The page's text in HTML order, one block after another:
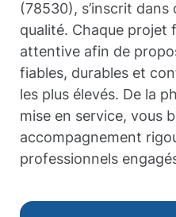
(78530), s’inscrit
qualité. Chaque projet
attentive afin de
fiables, durables et
les plus élevés. De la
mise en service, vous
accompagnement
professionnels